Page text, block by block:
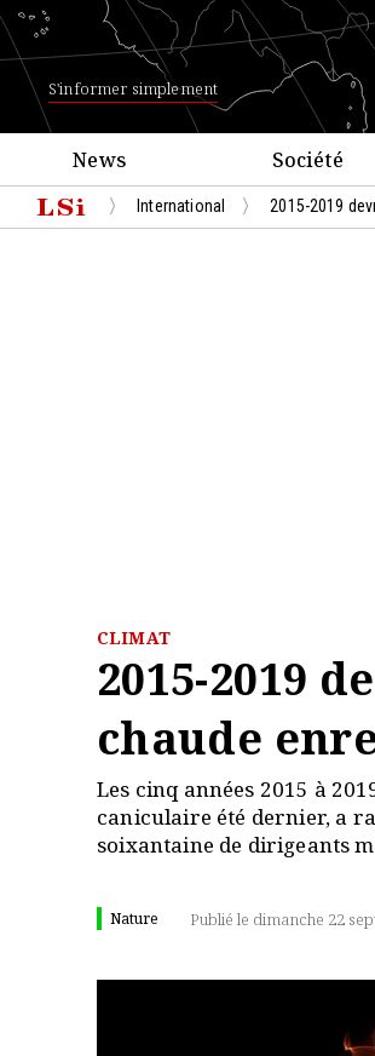
S'informer simplement
News Société
International 2015-2019
CLIMAT
2015-2019
chaude
Les cinq années 2015 à
caniculaire été dernier, a
soixantaine de dirigeants
Nature Publié le dimanche 22